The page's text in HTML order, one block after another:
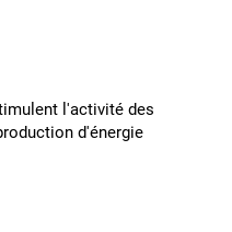
l'activité des
d'énergie